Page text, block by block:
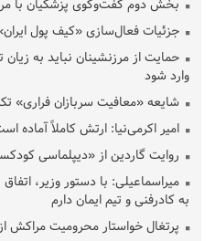
بخش دوم گفت‌وگوی پزشکیان
جزئیات فعال‌سازی «کیف پول
حمایت از مرزنشینان نباید به زیان
وارد شود
شایعه «معافیت سربازان فراری»
امیر اکرمی‌نیا: ارتش کاملاً آماده
روایت گاردین از «دیپلماسی
میراسماعیلی: با دستور وزیر،
به کادرفنی و تیم ایمان دارم
پرتغال خواستار محرومیت مراکش از